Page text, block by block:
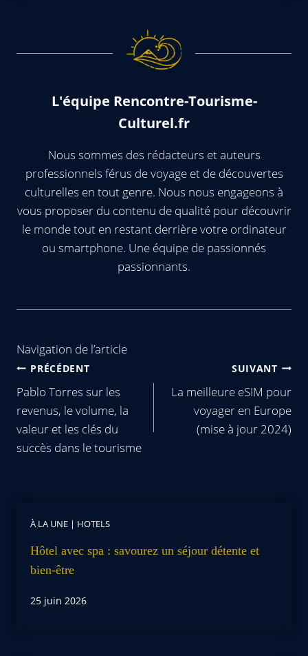
L'équipe Rencontre-Tourisme-
Culturel.fr
Nous sommes des rédacteurs et auteurs
professionnels férus de voyage et de découvertes
culturelles en tout genre. Nous nous engageons à
vous proposer du contenu de qualité pour découvrir
le monde tout en restant derrière votre ordinateur
ou smartphone. Une équipe de passionnés
passionnants.
Navigation de l’article
PRÉCÉDENT
Pablo Torres sur les
revenus, le volume, la
valeur et les clés du
succès dans le tourisme
SUIVANT
La meilleure eSIM pour
voyager en Europe
(mise à jour 2024)
À LA UNE | HOTELS
Hôtel avec spa : savourez un séjour détente et
bien-être
25 juin 2026